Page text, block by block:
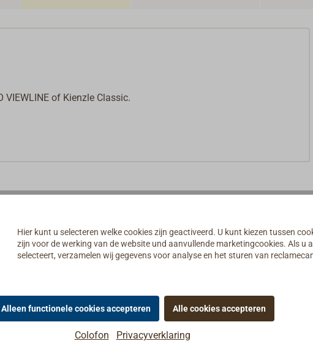
of Kienzle Classic.
Hier kunt u selecteren welke cookies zijn geactiveerd. U kunt kiezen tussen
zijn voor de werking van de website und aanvullende marketingcookies. Als u
selecteert, verzamelen wij gegevens voor analyse en het sturen van
Alleen functionele cookies accepteren Alle cookies accepteren
Colofon Privacyverklaring